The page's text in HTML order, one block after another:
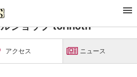
サイクルショップ torinoth
ショップ torinoth
アクセス ニュース